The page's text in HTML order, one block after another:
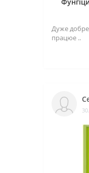
Дуже
працюе ..